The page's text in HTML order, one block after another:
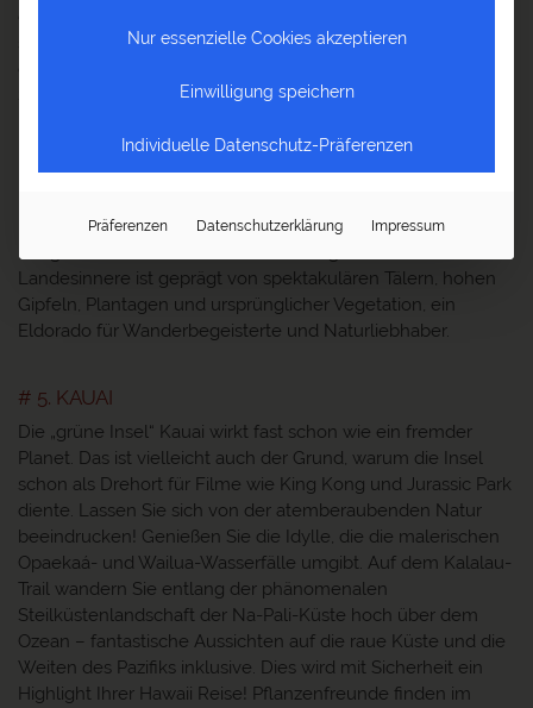
sich Wolkenkratzer zwischen tropisch-grünen Bergketten
Stadt befinden sich zwei erloschene Vulkankrater, der
multikulturelle Gesellschaft nennt die Stadt ihr Zuhause.
Entdecken Sie die polynesische Kultur im Honolulu
Palace. Zwei Bergketten durchziehen die Insel die Koolau
Range im Osten und die Waianae Range im Westen. Das
Landesinnere ist geprägt von spektakulären Tälern, hohen
Gipfeln, Plantagen und ursprünglicher Vegetation, ein
Eldorado für Wanderbegeisterte und Naturliebhaber.
# 5. KAUAI
Die „grüne Insel“ Kauai wirkt fast schon wie ein fremder
Planet. Das ist vielleicht auch der Grund, warum die Insel
schon als Drehort für Filme wie King Kong und Jurassic Park
diente. Lassen Sie sich von der atemberaubenden Natur
beeindrucken! Genießen Sie die Idylle, die die malerischen
Opaekaá- und Wailua-Wasserfälle umgibt. Auf dem Kalalau-
Trail wandern Sie entlang der phänomenalen
Steilküstenlandschaft der Na-Pali-Küste hoch über dem
Ozean – fantastische Aussichten auf die raue Küste und die
Weiten des Pazifiks inklusive. Dies wird mit Sicherheit ein
Highlight Ihrer Hawaii Reise! Pflanzenfreunde finden im
Nur essenzielle Cookies akzeptieren
Einwilligung speichern
Individuelle Datenschutz-Präferenzen
Präferenzen Datenschutzerklärung Impressum